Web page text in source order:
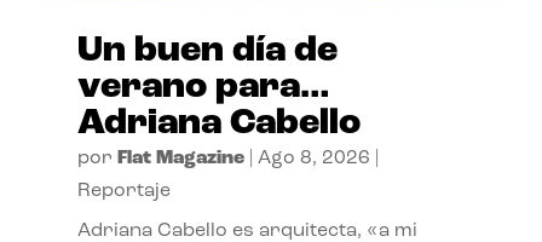
Un buen día de
verano para…
Adriana Cabello
por Flat Magazine| Ago 8, 2026
Reportaje
Adriana Cabello es arquitecta, «a mi